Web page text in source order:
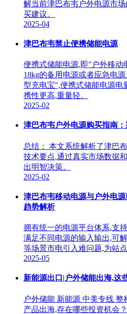
解当前津巴布韦户外电源市
买建议。
2025-04
津巴布韦禁止便携储能电源
便携式储能电源,即"户外移动
18kg的备用电源或者应急电
型充电宝",便携式储能电源电
携性更高,重量轻。
2025-02
津巴布韦户外电源购买指南
总结： 本文系统解析了津巴
技术要点,通过真实市场数据
出明智决策。
2025-02
津巴布韦移动电源与户外电
趋势解析
拥有统一的电源平台体系,支
满足不同电源的输入输出,可
等场景市电引入难问题,为站
2025-05
新能源出口|户外储能出海,这
户外储能 新能源 中美专线
产品出海,存在哪些投资机会